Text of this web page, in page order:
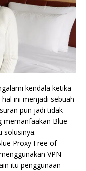
kendala ketika
ini menjadi sebuah
pun jadi tidak
memanfaakan Blue
solusinya.
Proxy Free of
VPN
itu penggunaan